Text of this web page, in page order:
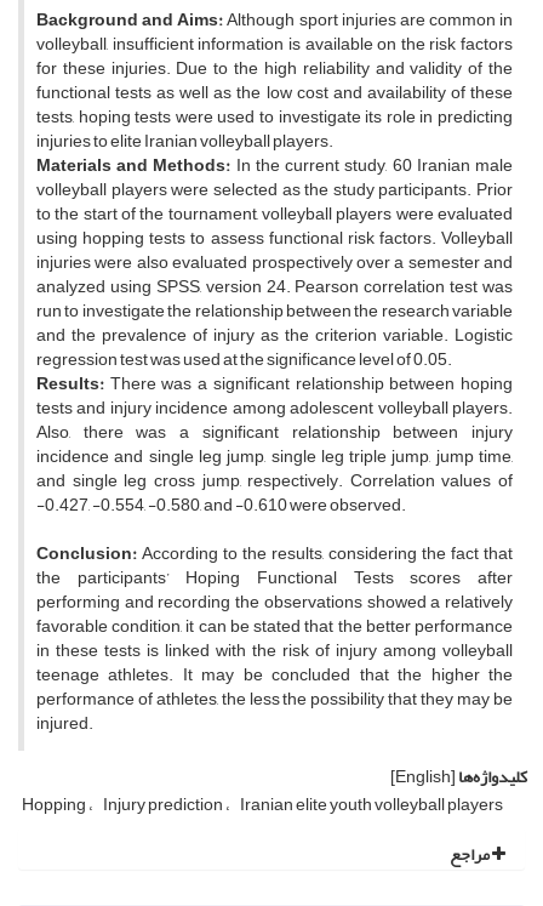
Background and Aims:Although sport injuries are common in
volleyball, insufficient information is available on the risk factors
for these injuries. Due to the high reliability and validity of the
functional tests as well as the low cost and availability of these
tests, hoping tests were used to investigate its role in predicting
injuries to elite Iranian volleyball players.
Materials and Methods: In the current study, 60 Iranian male
volleyball players were selected as the study participants. Prior
to the start of the tournament, volleyball players were evaluated
using hopping tests to assess functional risk factors. Volleyball
injuries were also evaluated prospectively over a semester and
analyzed using SPSS, version 24. Pearson correlation test was
run to investigate the relationship between the research variable
and the prevalence of injury as the criterion variable. Logistic
regression test was used at the significance level of 0.05.
Results:There was a significant relationship between hoping
tests and injury incidence among adolescent volleyball players.
Also, there was a significant relationship between injury
incidence and single leg jump, single leg triple jump, jump time,
and single leg cross jump, respectively. Correlation values of
-0.427, -0.554, -0.580, and -0.610 were observed.
Conclusion:According to the results, considering the fact that
the participants’ Hoping Functional Tests scores after
performing and recording the observations showed a relatively
favorable condition, it can be stated that the better performance
in these tests is linked with the risk of injury among volleyball
teenage athletes. It may be concluded that the higher the
performance of athletes, the less the possibility that they may be
injured.
کلیدواژه‌ها[English]
Hopping Injury prediction Iranian elite youth volleyball players
مراجع